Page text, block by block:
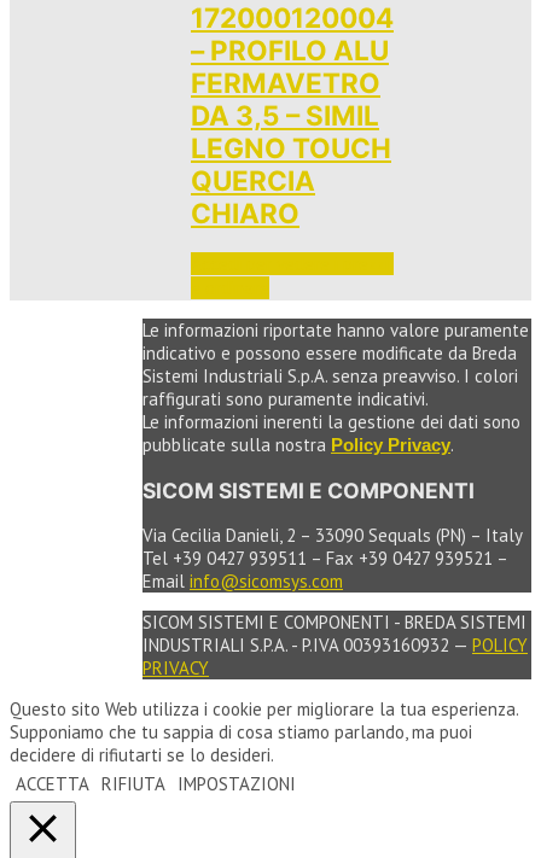
172000120004
– PROFILO ALU
FERMAVETRO
DA 3,5 – SIMIL
LEGNO TOUCH
QUERCIA
CHIARO
Le informazioni riportate hanno valore puramente
indicativo e possono essere modificate da Breda
Sistemi Industriali S.p.A. senza preavviso. I colori
raffigurati sono puramente indicativi.
Le informazioni inerenti la gestione dei dati sono
pubblicate sulla nostra Policy Privacy.
SICOM SISTEMI E COMPONENTI
Via Cecilia Danieli, 2 – 33090 Sequals (PN) – Italy
Tel +39 0427 939511 – Fax +39 0427 939521 –
Email info@sicomsys.com
SICOM SISTEMI E COMPONENTI - BREDA SISTEMI
INDUSTRIALI S.P.A. - P.IVA 00393160932 — POLICY
PRIVACY
Questo sito Web utilizza i cookie per migliorare la tua esperienza.
Supponiamo che tu sappia di cosa stiamo parlando, ma puoi
decidere di rifiutarti se lo desideri.
ACCETTA RIFIUTA IMPOSTAZIONI